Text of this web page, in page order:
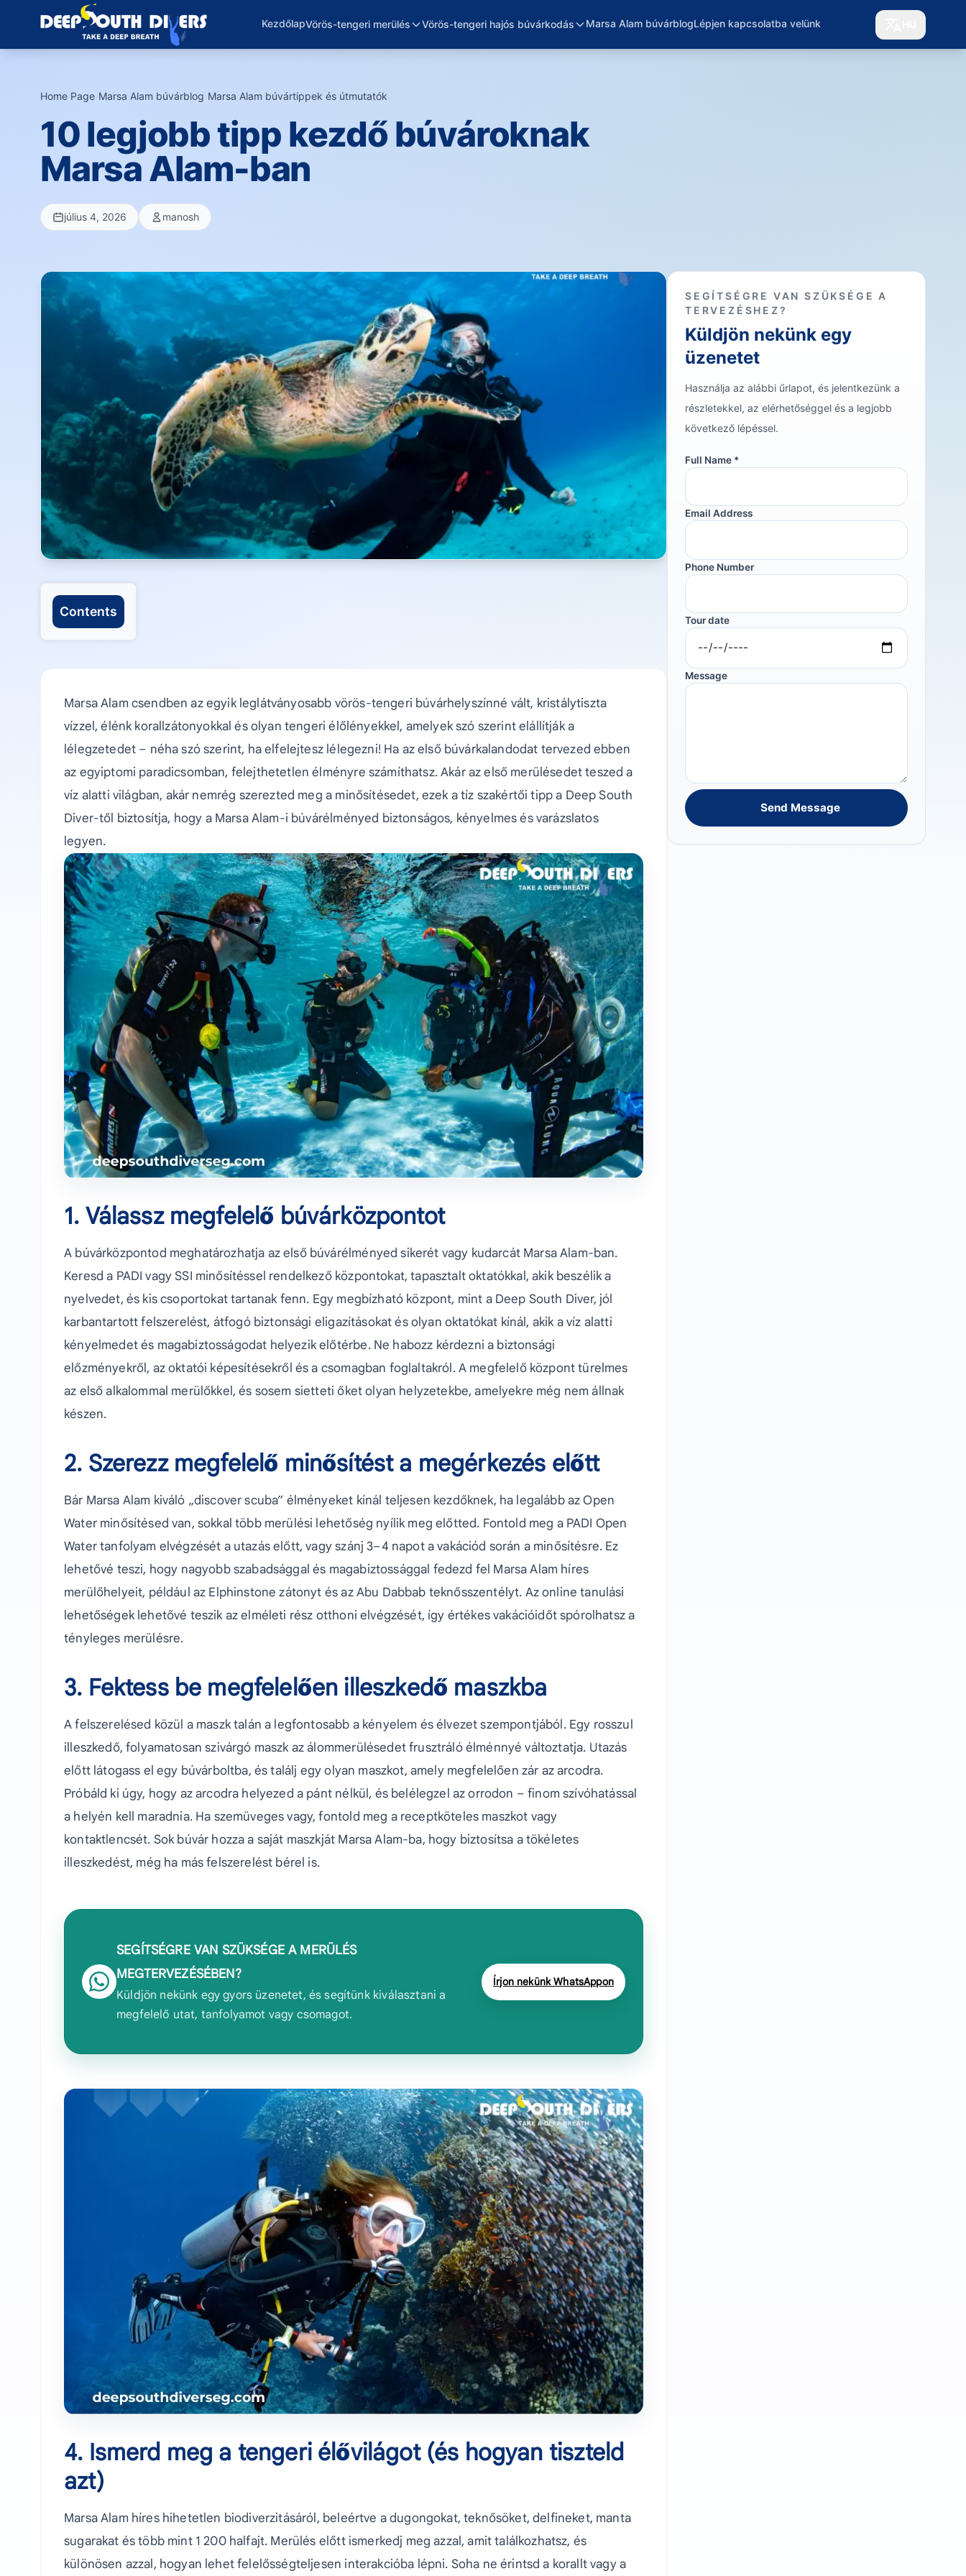
KezdőlapVörös-tengeri merülés Vörös-tengeri hajós búvárkodás Marsa Alam búvárblogLépjen kapcsolatba velünk
Home Page›Marsa Alam búvárblog Marsa Alam búvártippek és útmutatók
10 legjobb tipp kezdő búvároknak
Marsa Alam-ban
július 4, 2026 manosh
Contents
Marsa Alam csendben az egyik leglátványosabb vörös-tengeri búvárhelyszínné vált, kristálytiszta
vízzel, élénk korallzátonyokkal és olyan tengeri élőlényekkel, amelyek szó szerint elállítják a
lélegzetedet – néha szó szerint, ha elfelejtesz lélegezni! Ha az első búvárkalandodat tervezed ebben
az egyiptomi paradicsomban, felejthetetlen élményre számíthatsz. Akár az első merülésedet teszed a
víz alatti világban, akár nemrég szerezted meg a minősítésedet, ezek a tíz szakértői tipp a Deep South
Diver-től biztosítja, hogy a Marsa Alam-i búvárélményed biztonságos, kényelmes és varázslatos
legyen.
1. Válassz megfelelő búvárközpontot
A búvárközpontod meghatározhatja az első búvárélményed sikerét vagy kudarcát Marsa Alam-ban.
Keresd a PADI vagy SSI minősítéssel rendelkező központokat, tapasztalt oktatókkal, akik beszélik a
nyelvedet, és kis csoportokat tartanak fenn. Egy megbízható központ, mint a Deep South Diver, jól
karbantartott felszerelést, átfogó biztonsági eligazításokat és olyan oktatókat kínál, akik a víz alatti
kényelmedet és magabiztosságodat helyezik előtérbe. Ne habozz kérdezni a biztonsági
előzményekről, az oktatói képesítésekről és a csomagban foglaltakról. A megfelelő központ türelmes
az első alkalommal merülőkkel, és sosem sietteti őket olyan helyzetekbe, amelyekre még nem állnak
készen.
2. Szerezz megfelelő minősítést a megérkezés előtt
Bár Marsa Alam kiváló „discover scuba” élményeket kínál teljesen kezdőknek, ha legalább az Open
Water minősítésed van, sokkal több merülési lehetőség nyílik meg előtted. Fontold meg a PADI Open
Water tanfolyam elvégzését a utazás előtt, vagy szánj 3–4 napot a vakációd során a minősítésre. Ez
lehetővé teszi, hogy nagyobb szabadsággal és magabiztossággal fedezd fel Marsa Alam híres
merülőhelyeit, például az Elphinstone zátonyt és az Abu Dabbab teknősszentélyt. Az online tanulási
lehetőségek lehetővé teszik az elméleti rész otthoni elvégzését, így értékes vakációidőt spórolhatsz a
tényleges merülésre.
3. Fektess be megfelelően illeszkedő maszkba
A felszerelésed közül a maszk talán a legfontosabb a kényelem és élvezet szempontjából. Egy rosszul
illeszkedő, folyamatosan szivárgó maszk az álommerülésedet frusztráló élménnyé változtatja. Utazás
előtt látogass el egy búvárboltba, és találj egy olyan maszkot, amely megfelelően zár az arcodra.
Próbáld ki úgy, hogy az arcodra helyezed a pánt nélkül, és belélegzel az orrodon – finom szívóhatással
a helyén kell maradnia. Ha szemüveges vagy, fontold meg a receptköteles maszkot vagy
kontaktlencsét. Sok búvár hozza a saját maszkját Marsa Alam-ba, hogy biztosítsa a tökéletes
illeszkedést, még ha más felszerelést bérel is.
SEGÍTSÉGRE VAN SZÜKSÉGE A MERÜLÉS
MEGTERVEZÉSÉBEN?
Küldjön nekünk egy gyors üzenetet, és segítünk kiválasztani a
megfelelő utat, tanfolyamot vagy csomagot.
Írjon nekünk WhatsAppon
4. Ismerd meg a tengeri élővilágot (és hogyan tiszteld
azt)
Marsa Alam híres hihetetlen biodiverzitásáról, beleértve a dugongokat, teknősöket, delfineket, manta
sugarakat és több mint 1 200 halfajt. Merülés előtt ismerkedj meg azzal, amit találkozhatsz, és
különösen azzal, hogyan lehet felelősségteljesen interakcióba lépni. Soha ne érintsd a korallt vagy a
SEGÍTSÉGRE VAN SZÜKSÉGE A
TERVEZÉSHEZ?
Küldjön nekünk egy
üzenetet
Használja az alábbi űrlapot, és jelentkezünk a
részletekkel, az elérhetőséggel és a legjobb
következő lépéssel.
Full Name *
Email Address
Phone Number
Tour date
Message
Send Message